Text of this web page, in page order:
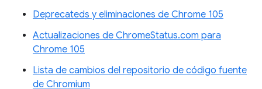
Deprecateds y eliminaciones de Chrome 105
Actualizaciones de ChromeStatus.com para
Chrome 105
Lista de cambios del repositorio de código fuente
de Chromium